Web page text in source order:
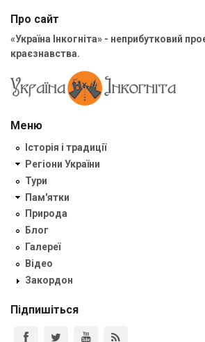
Про сайт
«Україна Інкогніта» - неприбутковий
краєзнавства.
Меню
Історія і традиції
Регіони України
Тури
Пам'ятки
Природа
Блог
Галереї
Відео
Закордон
Підпишіться